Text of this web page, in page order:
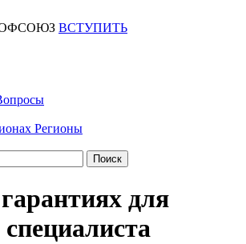
ВСТУПИТЬ
Регионы
для